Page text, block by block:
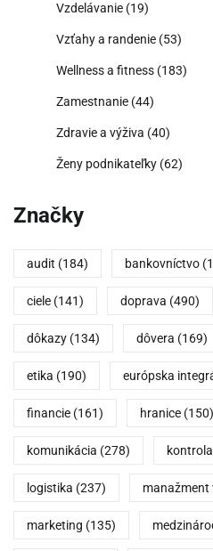
Vzdelávanie (19)
Vzťahy a randenie (53)
Wellness a fitness (183)
Zamestnanie (44)
Zdravie a výživa (40)
Ženy podnikateľky (62)
Značky
audit (184) bankovníctvo
ciele (141) doprava (490)
dôkazy (134) dôvera (169)
etika (190) európska
financie (161) hranice (150)
komunikácia (278) kontrola
logistika (237) manažment
marketing (135)